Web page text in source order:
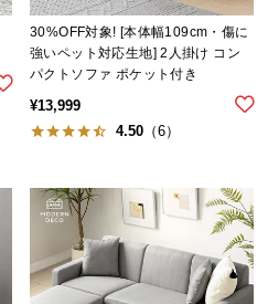
30%OFF対象! [本体幅109cm・傷に
強いペット対応生地] 2人掛け コン
パクトソファ ポケット付き
¥13,999
4.50 （6）